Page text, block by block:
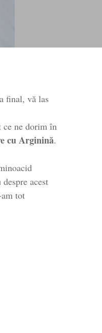
final, vă las
ce ne dorim în
cu Arginină.
acest
tot